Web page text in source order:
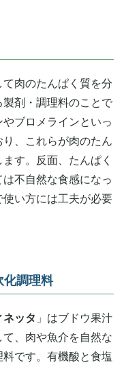
肉のたんぱく質を分
剤・調理料のことで
ブロメラインといっ
、これらが肉のたん
す。反面、たんぱく
不自然な食感になっ
い方には工夫が必要
化調理料
ネッタ 」はブドウ果汁
、肉や魚介を自然な
です。有機酸と食塩